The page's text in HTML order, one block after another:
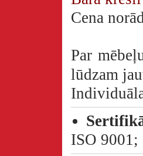
Cena
Par
lūdzam
ISO 9001;